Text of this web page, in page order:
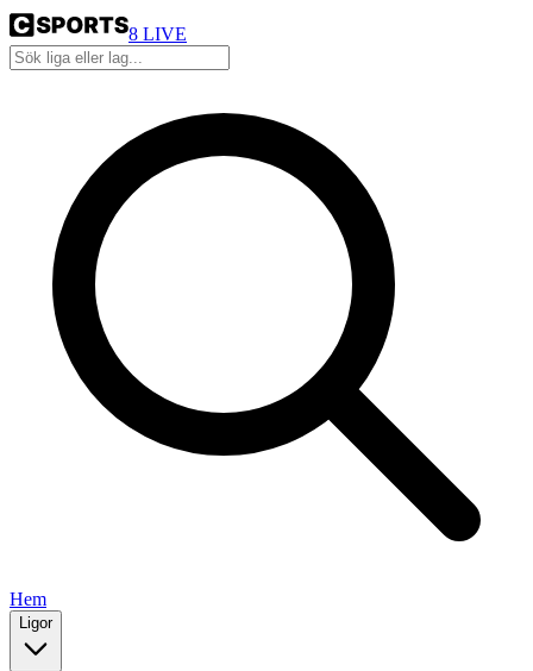
8 LIVE
Hem
Ligor